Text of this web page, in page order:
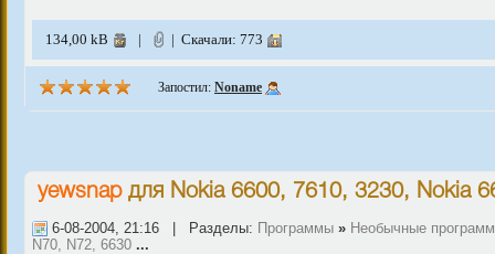
134,00 kB | | Скачали: 773
Запостил: Noname
yewsnapдля Nokia 6600, 7610, 3230, Nokia
6-08-2004, 21:16 | Разделы: Программы » Необычные
N70, N72, 6630 ...